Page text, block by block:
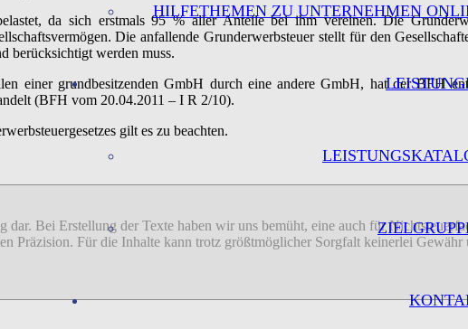
HILFETHEMEN ZU UNTERNEHMEN
da sich erstmals 95 % aller Anteile bei ihm vereinen. Die
Die anfallende Grunderwerbsteuer stellt für den
berücksichtigt werden muss.
einer grundbesitzenden GmbH durch eine andere GmbH, hat der BFH
(BFH vom 20.04.2011 – I R 2/10).
gilt es zu beachten.
Bei Erstellung der Texte haben wir uns bemüht, eine auch für
Präzision. Für die Inhalte kann trotz größtmöglicher Sorgfalt keinerlei